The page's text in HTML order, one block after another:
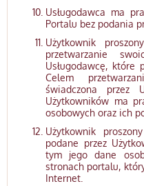
Usługodawca ma
Portalu bez podania
Użytkownik
przetwarzanie
Usługodawcę, które
Celem
świadczona przez
Użytkowników ma
osobowych oraz ich
Użytkownik
podane przez
tym jego dane
stronach portalu,
Internet.